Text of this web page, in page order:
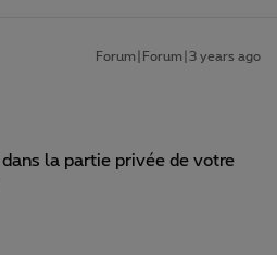
Forum|Forum|3 years ago
la partie privée de votre